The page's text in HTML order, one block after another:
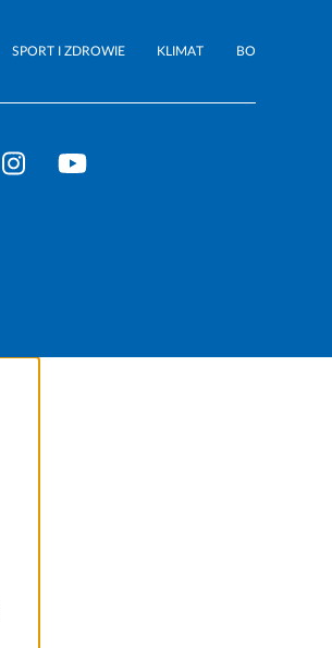
SPORT I ZDROWIE KLIMAT BO